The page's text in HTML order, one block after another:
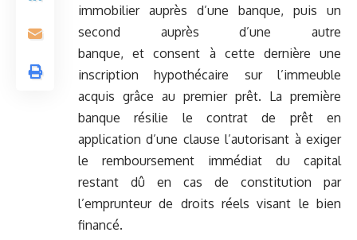
immobilier auprès d’une banque, puis un
second auprès d’une autre
banque, et consent à cette dernière une
inscription hypothécaire sur l’immeuble
acquis grâce au premier prêt. La première
banque résilie le contrat de prêt en
application d’une clause l’autorisant à exiger
le remboursement immédiat du capital
restant dû en cas de constitution par
l’emprunteur de droits réels visant le bien
financé.